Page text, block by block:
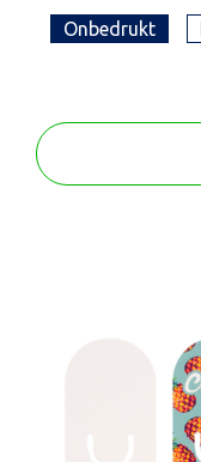
Onbedrukt